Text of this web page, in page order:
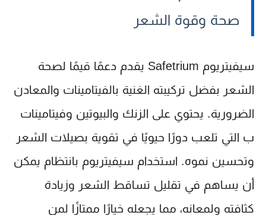
صحة وقوة الشعر
سيفيتريوم Safetrium
يقدم دعمًا قيمًا لصحة
الشعر بفضل تركيبته الغنية بالفيتامينات والمعادن
الضرورية. يحتوي على الزنك والبيوتين وفيتامينات
ب التي تلعب دورًا حيويًا في تقوية بصيلات الشعر
وتحسين نموه. استخدام سيفيتريوم بانتظام يمكن
أن يساهم في تقليل تساقط الشعر وزيادة
كثافته ولمعانه، مما يجعله خيارًا ممتازًا لمن